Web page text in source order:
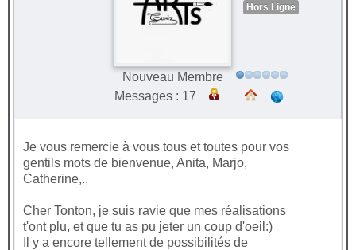
Hors Ligne
Nouveau Membre
Messages : 17
Je vous remercie à vous tous et toutes pour vos
gentils mots de bienvenue, Anita, Marjo,
Catherine,..
Cher Tonton, je suis ravie que mes réalisations
t'ont plu, et que tu as pu jeter un coup d'oeil:)
Il y a encore tellement de possibilités de